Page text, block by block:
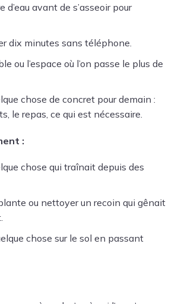
d’eau avant de s’asseoir pour
dix minutes sans téléphone.
ou l’espace où l’on passe le plus de
chose de concret pour demain :
le repas, ce qui est nécessaire.
:
chose qui traînait depuis des
ou nettoyer un recoin qui gênait
chose sur le sol en passant